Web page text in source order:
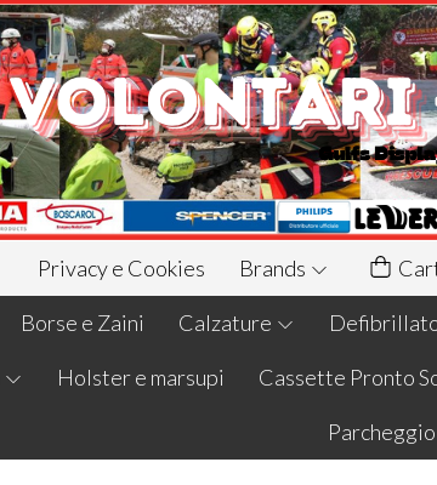
Privacy e Cookies Brands
Borse e Zaini Calzature
Holster e marsupi Cassette Pronto
Parcheggio